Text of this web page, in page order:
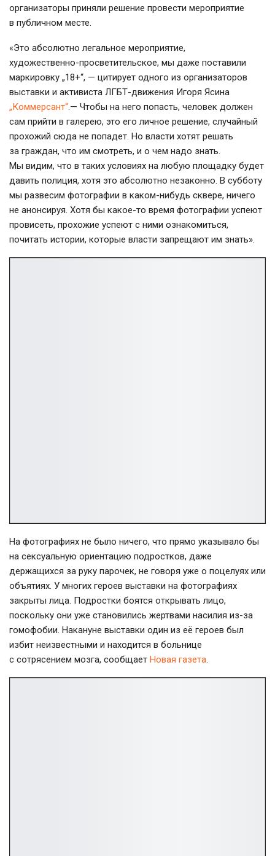
организаторы приняли решение провести мероприятие
в публичном месте.
«Это абсолютно легальное мероприятие,
художественно-просветительское, мы даже поставили
маркировку „18+“, — цитирует одного из организаторов
выставки и активиста ЛГБТ-движения Игоря Ясина
„Коммерсант“.— Чтобы на него попасть, человек должен
сам прийти в галерею, это его личное решение, случайный
прохожий сюда не попадет. Но власти хотят решать
за граждан, что им смотреть, и о чем надо знать.
Мы видим, что в таких условиях на любую площадку будет
давить полиция, хотя это абсолютно незаконно. В субботу
мы развесим фотографии в каком-нибудь сквере, ничего
не анонсируя. Хотя бы какое-то время фотографии успеют
провисеть, прохожие успеют с ними ознакомиться,
почитать истории, которые власти запрещают им знать».
На фотографиях не было ничего, что прямо указывало бы
на сексуальную ориентацию подростков, даже
держащихся за руку парочек, не говоря уже о поцелуях или
объятиях. У многих героев выставки на фотографиях
закрыты лица. Подростки боятся открывать лицо,
поскольку они уже становились жертвами насилия из-за
гомофобии. Накануне выставки один из её героев был
избит неизвестными и находится в больнице
с сотрясением мозга, сообщает Новая газета.